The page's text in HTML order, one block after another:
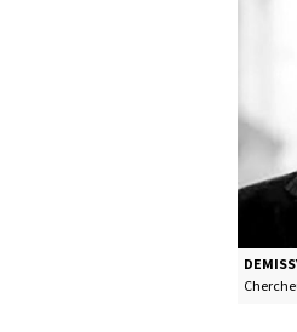
Titre